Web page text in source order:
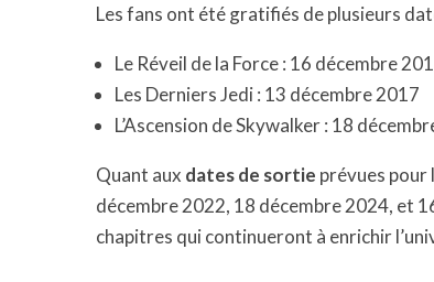
Les fans ont été gratifiés de plusieurs
Le Réveil de la Force : 16 décembre
Les Derniers Jedi : 13 décembre 2017
L’Ascension de Skywalker : 18
Quant aux dates de sortie prévues pour
décembre 2022, 18 décembre 2024, et
chapitres qui continueront à enrichir